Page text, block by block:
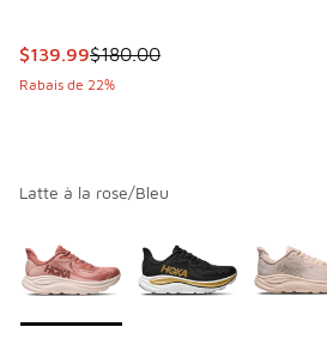
Cet article est en solde. Le prix
$139.99$180.00
Rabais de 22%
Latte à la rose/Bleu